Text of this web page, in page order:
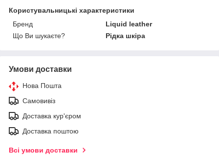
Користувальницькі характеристики
Бренд
Liquid leather
Що Ви шукаєте?
Рідка шкіра
Умови доставки
Нова Пошта
Самовивіз
Доставка кур'єром
Доставка поштою
Всі умови доставки